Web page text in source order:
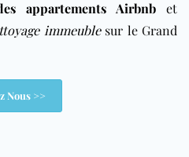
appartements Airbnb et
immeublesur le Grand
Nous >>